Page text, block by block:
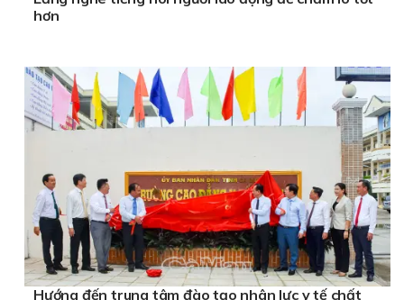
hơn
Hướng đến trung tâm đào tạo nhân lực y tế chất